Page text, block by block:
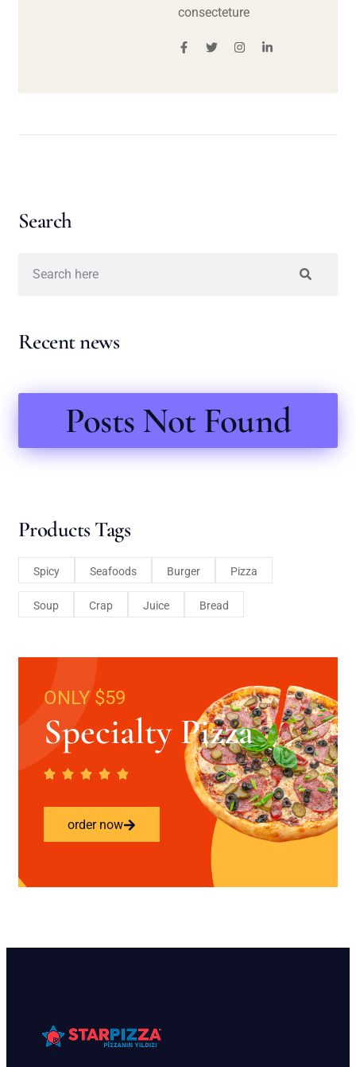
consecteture
Search
Recent news
Posts Not Found
Products Tags
Spicy Seafoods Burger Pizza
Soup Crap Juice Bread
ONLY $59
Specialty Pizza
order now